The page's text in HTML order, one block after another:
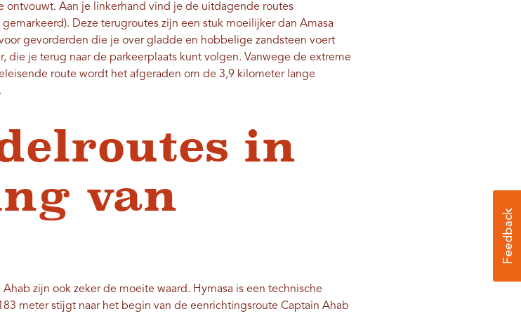
ontvouwt. Aan je linkerhand vind je de uitdagende routes
Deze terugroutes zijn een stuk moeilijker dan Amasa
gevorderden die je over gladde en hobbelige zandsteen voert
die je terug naar de parkeerplaats kunt volgen. Vanwege de extreme
route wordt het afgeraden om de 3,9 kilometer lange
in
van
zijn ook zeker de moeite waard. Hymasa is een technische
meter stijgt naar het begin van de eenrichtingsroute Captain Ahab